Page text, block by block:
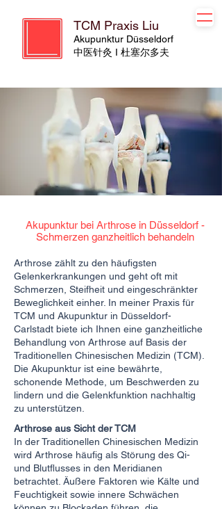
TCM Praxis Liu
Akupunktur Düsseldorf
​​中医针灸 I 杜塞尔多夫
Akupunktur bei Arthrose in Düsseldorf -
Schmerzen ganzheitlich behandeln
Arthrose zählt zu den häufigsten
Gelenkerkrankungen und geht oft mit
Schmerzen, Steifheit und eingeschränkter
Beweglichkeit einher. In meiner Praxis für
TCM und Akupunktur in Düsseldorf-
Carlstadt biete ich Ihnen eine ganzheitliche
Behandlung von Arthrose auf Basis der
Traditionellen Chinesischen Medizin (TCM).
Die Akupunktur ist eine bewährte,
schonende Methode, um Beschwerden zu
lindern und die Gelenkfunktion nachhaltig
zu unterstützen.
Arthrose aus Sicht der TCM
In der Traditionellen Chinesischen Medizin
wird Arthrose häufig als Störung des Qi-
und Blutflusses in den Meridianen
betrachtet. Äußere Faktoren wie Kälte und
Feuchtigkeit sowie innere Schwächen